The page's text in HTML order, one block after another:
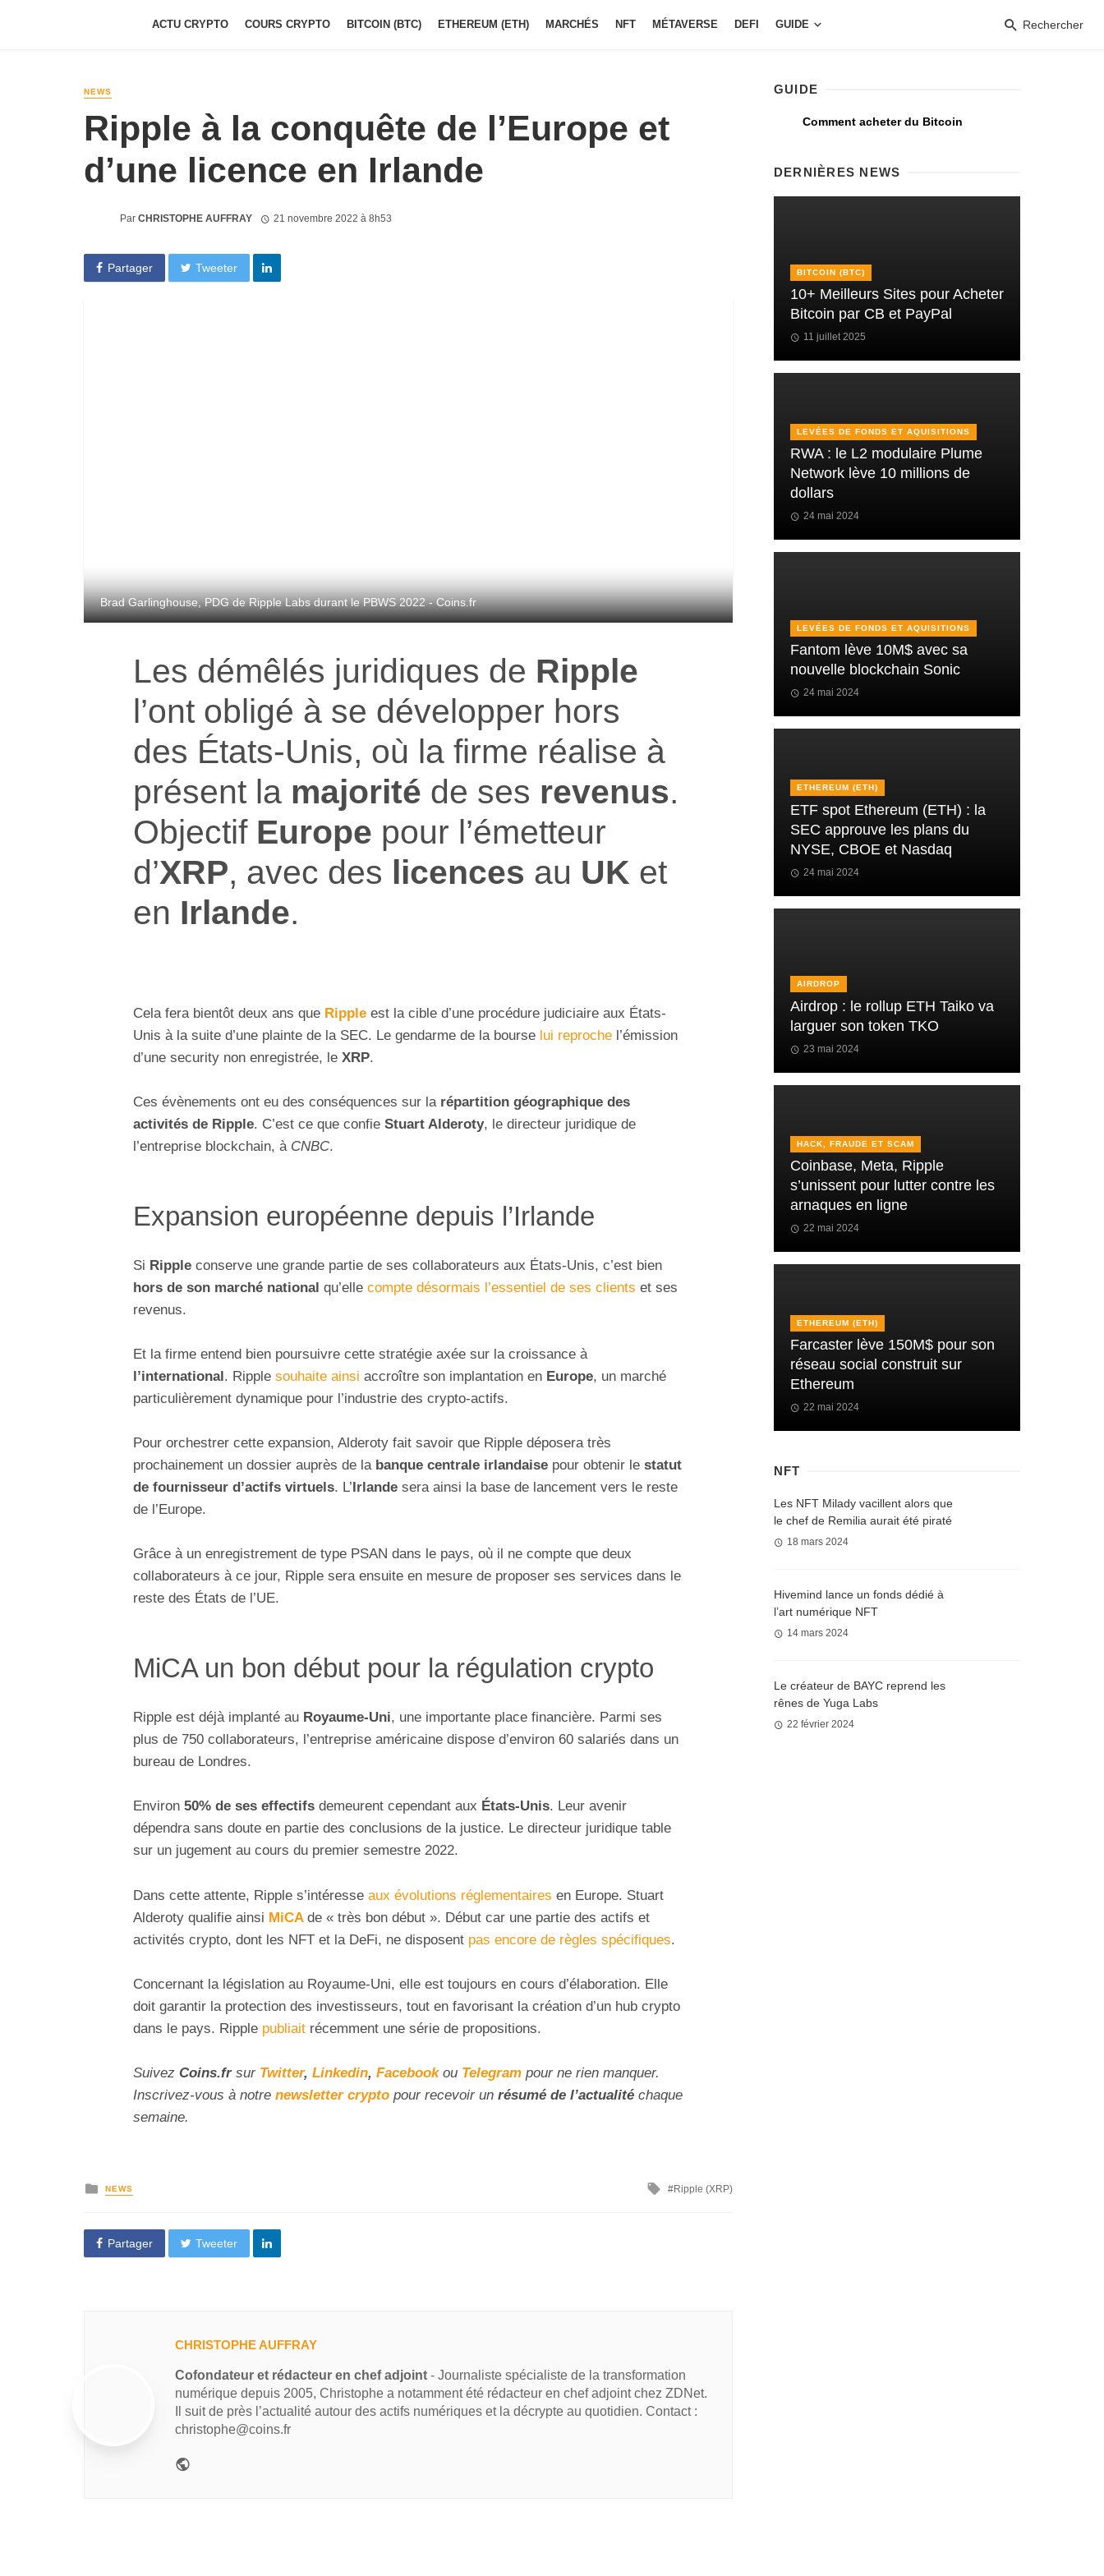
ACTU CRYPTO COURS CRYPTO BITCOIN (BTC) ETHEREUM (ETH) MARCHÉS NFT MÉTAVERSE DEFI GUIDE Rechercher
NEWS
Ripple à la conquête de l’Europe et
d’une licence en Irlande
Par CHRISTOPHE AUFFRAY 21 novembre 2022 à 8h53
Partager Tweeter
Brad Garlinghouse, PDG de Ripple Labs durant le PBWS 2022 - Coins.fr
Les démêlés juridiques de Ripple
l’ont obligé à se développer hors
des États-Unis, où la firme réalise à
présent la majorité de ses revenus.
Objectif Europe pour l’émetteur
d’XRP, avec des licences au UK et
en Irlande.
Cela fera bientôt deux ans que Ripple est la cible d’une procédure judiciaire aux États-
Unis à la suite d’une plainte de la SEC. Le gendarme de la bourse lui reproche l’émission
d’une security non enregistrée, le XRP.
Ces évènements ont eu des conséquences sur la répartition géographique des
activités de Ripple. C’est ce que confie Stuart Alderoty, le directeur juridique de
l’entreprise blockchain, à CNBC.
Expansion européenne depuis l’Irlande
Si Ripple conserve une grande partie de ses collaborateurs aux États-Unis, c’est bien
hors de son marché national qu’elle compte désormais l’essentiel de ses clients et ses
revenus.
Et la firme entend bien poursuivre cette stratégie axée sur la croissance à
l’international. Ripple souhaite ainsi accroître son implantation en Europe, un marché
particulièrement dynamique pour l’industrie des crypto-actifs.
Pour orchestrer cette expansion, Alderoty fait savoir que Ripple déposera très
prochainement un dossier auprès de la banque centrale irlandaise pour obtenir le statut
de fournisseur d’actifs virtuels. L’ Irlande sera ainsi la base de lancement vers le reste
de l’Europe.
Grâce à un enregistrement de type PSAN dans le pays, où il ne compte que deux
collaborateurs à ce jour, Ripple sera ensuite en mesure de proposer ses services dans le
reste des États de l’UE.
MiCA un bon début pour la régulation crypto
Ripple est déjà implanté au Royaume-Uni, une importante place financière. Parmi ses
plus de 750 collaborateurs, l’entreprise américaine dispose d’environ 60 salariés dans un
bureau de Londres.
Environ 50% de ses effectifs demeurent cependant aux États-Unis. Leur avenir
dépendra sans doute en partie des conclusions de la justice. Le directeur juridique table
sur un jugement au cours du premier semestre 2022.
Dans cette attente, Ripple s’intéresse aux évolutions réglementaires en Europe. Stuart
Alderoty qualifie ainsi MiCA de « très bon début ». Début car une partie des actifs et
activités crypto, dont les NFT et la DeFi, ne disposent pas encore de règles spécifiques.
Concernant la législation au Royaume-Uni, elle est toujours en cours d’élaboration. Elle
doit garantir la protection des investisseurs, tout en favorisant la création d’un hub crypto
dans le pays. Ripple publiait récemment une série de propositions.
Suivez Coins.fr sur Twitter, Linkedin, Facebookou Telegram pour ne rien manquer.
Inscrivez-vous à notre newsletter crypto pour recevoir un résumé de l’actualité chaque
semaine.
NEWS Ripple (XRP)
Partager Tweeter
CHRISTOPHE AUFFRAY
Cofondateur et rédacteur en chef adjoint - Journaliste spécialiste de la transformation
numérique depuis 2005, Christophe a notamment été rédacteur en chef adjoint chez ZDNet.
Il suit de près l’actualité autour des actifs numériques et la décrypte au quotidien. Contact :
christophe@coins.fr
GUIDE
Comment acheter du Bitcoin
DERNIÈRES NEWS
BITCOIN (BTC)
10+ Meilleurs Sites pour Acheter
Bitcoin par CB et PayPal
11 juillet 2025
LEVÉES DE FONDS ET AQUISITIONS
RWA : le L2 modulaire Plume
Network lève 10 millions de
dollars
24 mai 2024
LEVÉES DE FONDS ET AQUISITIONS
Fantom lève 10M$ avec sa
nouvelle blockchain Sonic
24 mai 2024
ETHEREUM (ETH)
ETF spot Ethereum (ETH) : la
SEC approuve les plans du
NYSE, CBOE et Nasdaq
24 mai 2024
AIRDROP
Airdrop : le rollup ETH Taiko va
larguer son token TKO
23 mai 2024
HACK, FRAUDE ET SCAM
Coinbase, Meta, Ripple
s’unissent pour lutter contre les
arnaques en ligne
22 mai 2024
ETHEREUM (ETH)
Farcaster lève 150M$ pour son
réseau social construit sur
Ethereum
22 mai 2024
NFT
Les NFT Milady vacillent alors que
le chef de Remilia aurait été piraté
18 mars 2024
Hivemind lance un fonds dédié à
l’art numérique NFT
14 mars 2024
Le créateur de BAYC reprend les
rênes de Yuga Labs
22 février 2024